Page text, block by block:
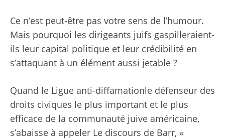
Ce n’est peut-être pas votre sens de l’humour.
Mais pourquoi les dirigeants juifs gaspilleraient-
ils leur capital politique et leur crédibilité en
s’attaquant à un élément aussi jetable ?
Quand le Ligue anti-diffamationle défenseur des
droits civiques le plus important et le plus
efficace de la communauté juive américaine,
s’abaisse à appeler Le discours de Barr, «